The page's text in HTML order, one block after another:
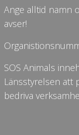
Ange alltid namn
avser!
SOS Animals
Länsstyrelsen att
bedriva